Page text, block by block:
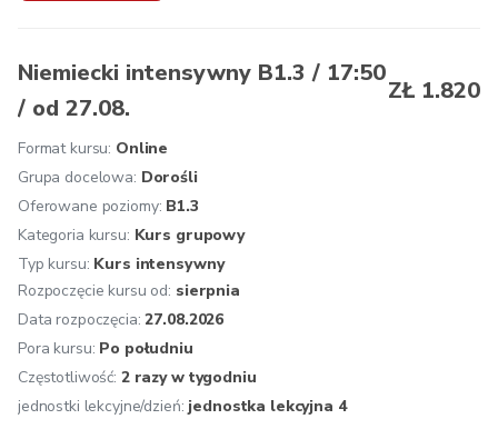
obrona własnego zdania, używanie trybu
formułowanie pisemnych komentarzy w danej sprawie,
wyrażanie uczuć związanych z określonymi sytuacjami,
opisywanie danych sytuacji,
rozumienie popularnych zwrotów i posługiwanie się nimi,
formułowanie poprawnych wypowiedzi odnośnie
codziennych sytuacji,
rozumienie opisów różnych produktów,
rozumienie niedomówień.
Zalecana kontynuacja:
przystąpić do egzaminu ÖSD B1.
Oferujemy: osobistą konsultację przed rozpoczęciem
Niemiecki intensywny B1.3 / 17:50
/ od 27.08.
ZŁ 1.820
Format kursu: Online
Grupa docelowa: Dorośli
Oferowane poziomy: B1.3
Kategoria kursu: Kurs grupowy
Typ kursu: Kurs intensywny
Rozpoczęcie kursu od: sierpnia
Data rozpoczęcia:27.08.2026
Pora kursu: Po południu
Częstotliwość: 2 razy w tygodniu
jednostki lekcyjne/dzień: jednostka lekcyjna 4